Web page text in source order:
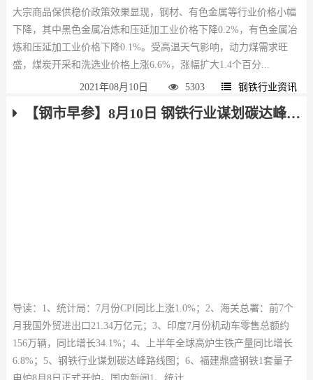
大宗商品保供稳价政策效果显现，钢材、有色金属等行业价格小幅
下降，其中黑色金属冶炼和压延加工业价格下降0.2%，有色金属冶
炼和压延加工业价格下降0.1%。受高温天气影响，动力煤需求旺
盛，煤炭开采和洗选业价格上涨6.6%，涨幅扩大1.4个百分...
2021年08月10日 5303 钢铁行业资讯
【钢市早参】8月10日 钢铁行业谋划碳达峰路线图 前7个月我国外贸进出口21.34万亿元
导读：1、统计局：7月份CPI同比上涨1.0%；2、海关总署：前7个
月我国外贸进出口21.34万亿元；3、印度7月份机动车零售总额约
156万辆，同比增长34.1%；4、上半年全球高炉生铁产量同比增长
6.8%；5、钢铁行业谋划碳达峰路线图；6、福建鼎盛钢铁1套量子